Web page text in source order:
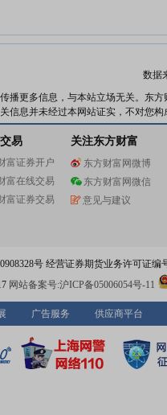
数据
播更多信息，与本站立场无关。东
信息并未经过本网站证实，不对您
易
富证券开户
富在线交易
富证券交易
关注东方财富
东方财富网微博
东方财富网微信
意见与建议
号 经营证券期货业务许可证编
网站备案号:沪ICP备05006054号-11
广告服务 供应商平台